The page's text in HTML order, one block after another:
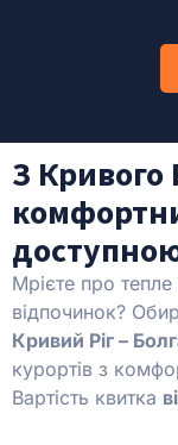
З Кривого
Мрієте про
відпочинок?
Кривий Ріг –
курортів з
Вартість квитка